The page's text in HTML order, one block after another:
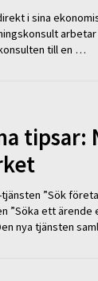
i sina
till en …
tipsar:
”Sök
”Söka ett ärende
nya tjänsten